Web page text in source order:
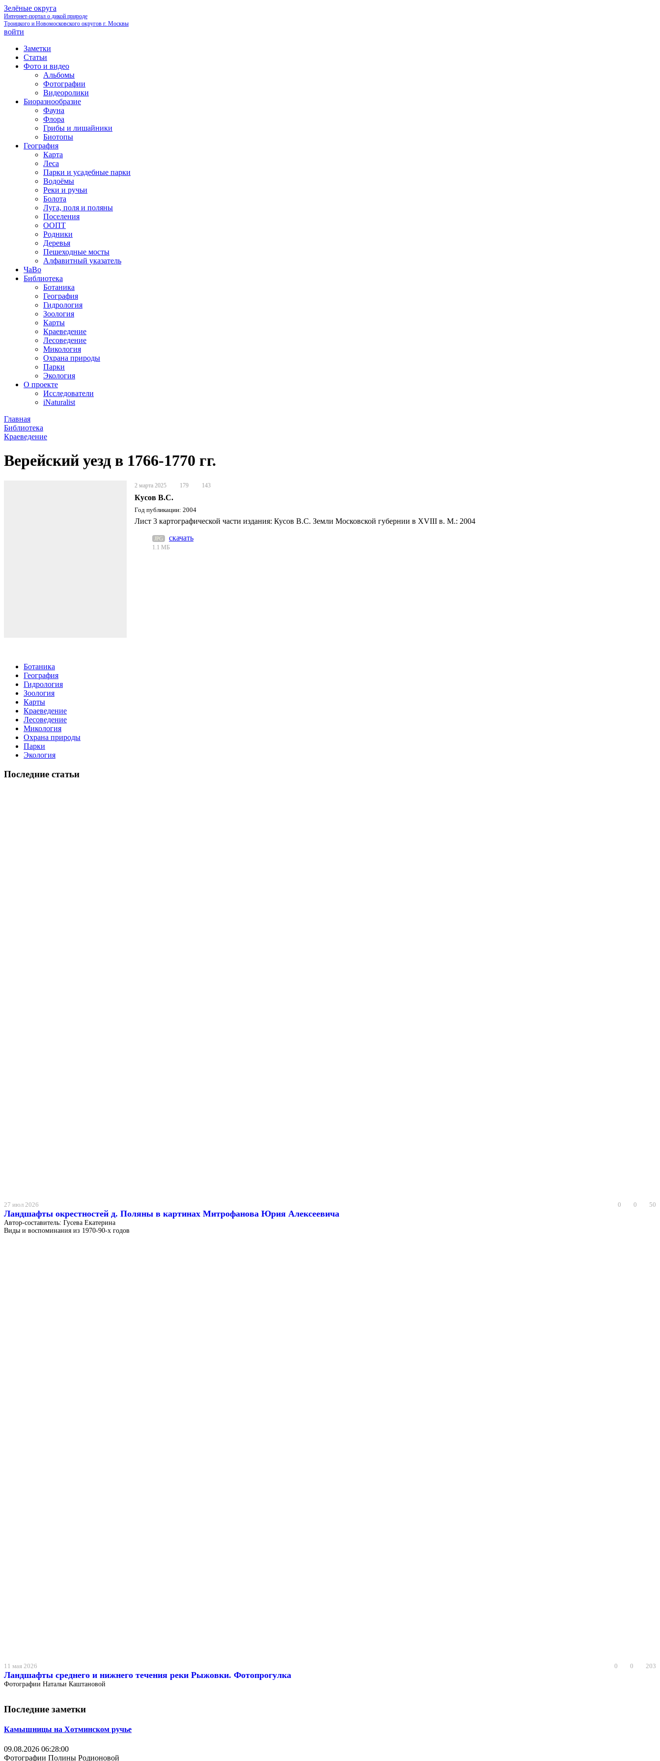
Зелёные округа
Интернет-портал о дикой природе
Троицкого и Новомосковского округов г. Москвы
войти
Заметки
Статьи
Фото и видео
Альбомы
Фотографии
Видеоролики
Биоразнообразие
Фауна
Флора
Грибы и лишайники
Биотопы
География
Карта
Леса
Парки и усадебные парки
Водоёмы
Реки и ручьи
Болота
Луга, поля и поляны
Поселения
ООПТ
Родники
Деревья
Пешеходные мосты
Алфавитный указатель
ЧаВо
Библиотека
Ботаника
География
Гидрология
Зоология
Карты
Краеведение
Лесоведение
Микология
Охрана природы
Парки
Экология
О проекте
Исследователи
iNaturalist
Главная
Библиотека
Краеведение
Верейский уезд в 1766-1770 гг.
2 марта 2025 179 143
Кусов В.С.
Год публикации: 2004
Лист 3 картографической части издания: Кусов В.С. Земли Московской губернии в XVIII в. М.: 2004
JPG скачать
1.1 МБ
Ботаника
География
Гидрология
Зоология
Карты
Краеведение
Лесоведение
Микология
Охрана природы
Парки
Экология
Последние статьи
27 июл 2026 50
0
0
Ландшафты окрестностей д. Поляны в картинах Митрофанова Юрия Алексеевича
Автор-составитель: Гусева Екатерина
Виды и воспоминания из 1970-90-х годов
11 мая 2026 203
0
0
Ландшафты среднего и нижнего течения реки Рыжовки. Фотопрогулка
Фотографии Натальи Каштановой
Последние заметки
Камышницы на Хотминском ручье
09.08.2026 06:28:00
Фотографии Полины Родионовой